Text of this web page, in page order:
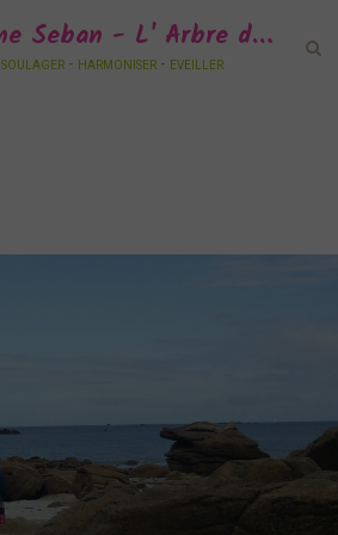
Karine Seban - L' Arbre de Vie Sonore
soulager - harmoniser - eveiller